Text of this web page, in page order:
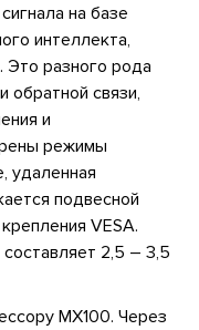
на базе
интеллекта,
разного рода
обратной связи,
и
режимы
удаленная
подвесной
VESA.
2,5 – 3,5
MX100. Через